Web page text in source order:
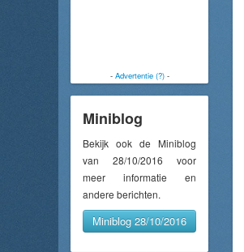
- Advertentie (?)-
Miniblog
Bekijk ook de Miniblog
van 28/10/2016 voor
meer informatie en
andere berichten.
Miniblog 28/10/2016